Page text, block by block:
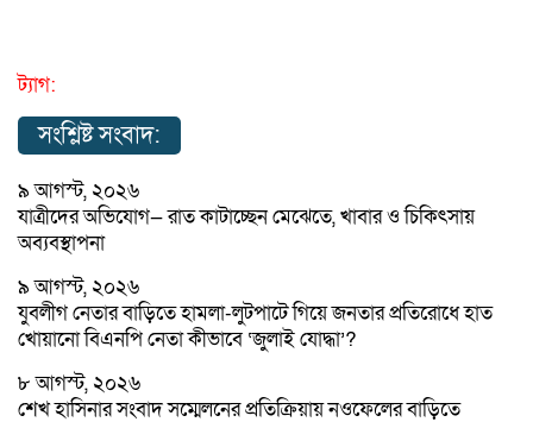
ট্যাগ:
সংশ্লিষ্ট সংবাদ:
৯ আগস্ট, ২০২৬
যাত্রীদের অভিযোগ— রাত কাটাচ্ছেন মেঝেতে, খাবার ও চিকিৎসায়
অব্যবস্থাপনা
৯ আগস্ট, ২০২৬
যুবলীগ নেতার বাড়িতে হামলা-লুটপাটে গিয়ে জনতার প্রতিরোধে হাত
খোয়ানো বিএনপি নেতা কীভাবে ‘জুলাই যোদ্ধা’?
৮ আগস্ট, ২০২৬
শেখ হাসিনার সংবাদ সম্মেলনের প্রতিক্রিয়ায় নওফেলের বাড়িতে